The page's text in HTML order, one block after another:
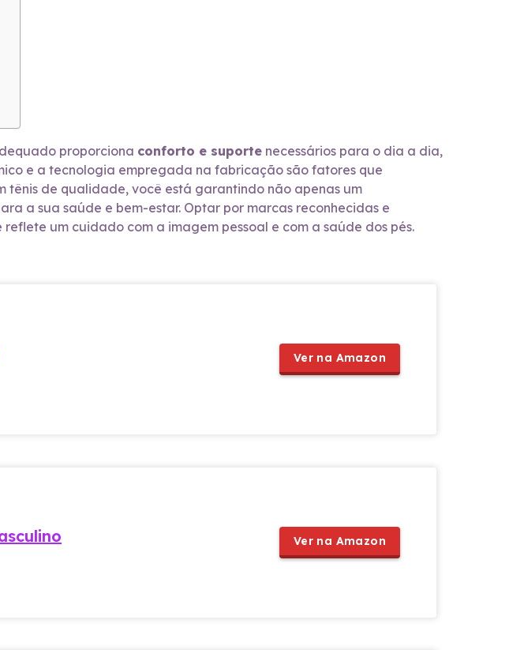
proporciona conforto e suporte necessários para o dia a dia,
e a tecnologia empregada na fabricação são fatores que
tênis de qualidade, você está garantindo não apenas um
a sua saúde e bem-estar. Optar por marcas reconhecidas e
um cuidado com a imagem pessoal e com a saúde dos pés.
Ver na Amazon
Ver na Amazon